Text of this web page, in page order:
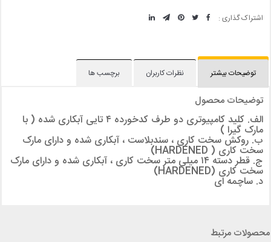
اشتراک گذاری :
توضیحات بیشتر نظرات کاربران برچسب ها
توضیحات محصول
الف. کلید کامپیوتری دو طرف کدخورده ۴ تایی آبکاری شده ( با
مارک گیرا )
ب. روکش سخت کاری ، سندبلاست ، آبکاری شده و دارای مارک
سخت کاری ( HARDENED)
ج. قطر دسته ۱۴ میلی متر سخت کاری ، آبکاری شده و دارای مارک
سخت کاری (HARDENED)
د. ساچمه ای
محصولات مرتبط